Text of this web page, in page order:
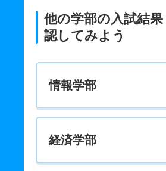
3人 5倍 1.30倍 15人
他の学部の入試結
認してみよう
情報学部
経済学部